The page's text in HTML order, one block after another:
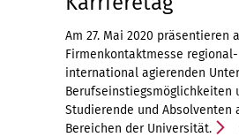
Am 27. Mai 2020 präsentieren
Firmenkontaktmesse
international agierenden
Berufseinstiegsmöglichkeiten
Studierende und Absolventen
Bereichen der Universität.